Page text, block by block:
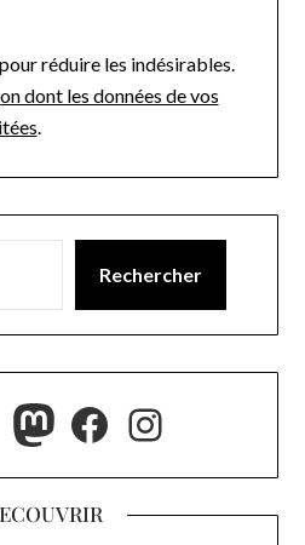
réduire les indésirables.
dont les données de vos
.
Rechercher
Mastodon
Facebook